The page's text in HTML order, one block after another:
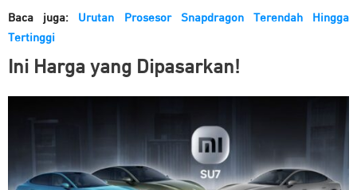
Baca juga: Urutan Prosesor Snapdragon Terendah Hingga
Tertinggi
Ini Harga yang Dipasarkan!